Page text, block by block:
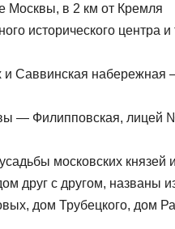
Москвы, в 2 км от Кремля
исторического центра и
и Саввинская
— Филипповская,
московских князей
друг с другом, названы
дом Трубецкого, дом